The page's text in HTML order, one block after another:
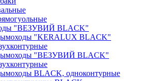
"ВЕЗУВИЙ BLACK"
"KERALUX BLACK"
"ВЕЗУВИЙ BLACK"
BLACK, одноконтурные